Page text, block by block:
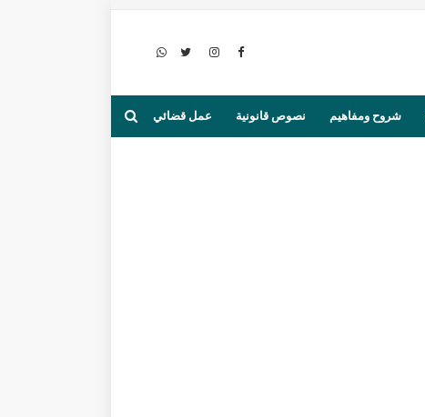
شروح ومفاهيم نصوص قانونية عمل قضائي